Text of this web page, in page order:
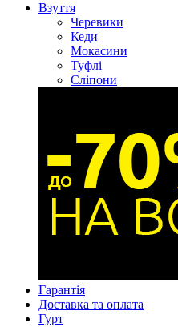
Взуття
Черевики
Кеди
Мокасини
Туфлі
Сліпони
Гарантія
Доставка та оплата
Гурт